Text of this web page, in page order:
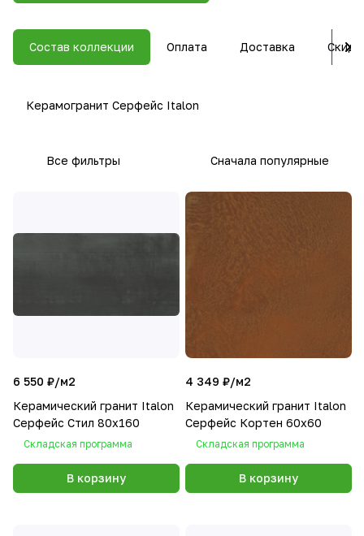
Состав коллекции Оплата Доставка
Керамогранит Серфейс Italon
Все фильтры Сначала популярные
6 550 ₽/м2
Керамический гранит Italon
Серфейс Стил 80x160
Складская программа
В корзину
4 349 ₽/м2
Керамический гранит Italon
Серфейс Кортен 60x60
Складская программа
В корзину